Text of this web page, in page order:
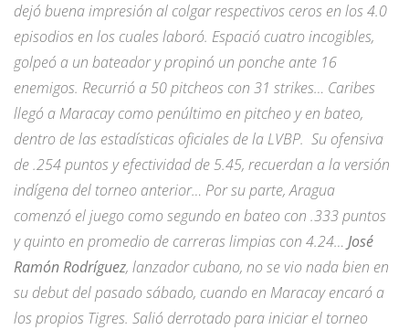
dejó buena impresión al colgar respectivos ceros en los 4.0
episodios en los cuales laboró. Espació cuatro incogibles,
golpeó a un bateador y propinó un ponche ante 16
enemigos. Recurrió a 50 pitcheos con 31 strikes… Caribes
llegó a Maracay como penúltimo en pitcheo y en bateo,
dentro de las estadísticas oficiales de la LVBP. Su ofensiva
de .254 puntos y efectividad de 5.45, recuerdan a la versión
indígena del torneo anterior… Por su parte, Aragua
comenzó el juego como segundo en bateo con .333 puntos
y quinto en promedio de carreras limpias con 4.24… José
Ramón Rodríguez, lanzador cubano, no se vio nada bien en
su debut del pasado sábado, cuando en Maracay encaró a
los propios Tigres. Salió derrotado para iniciar el torneo